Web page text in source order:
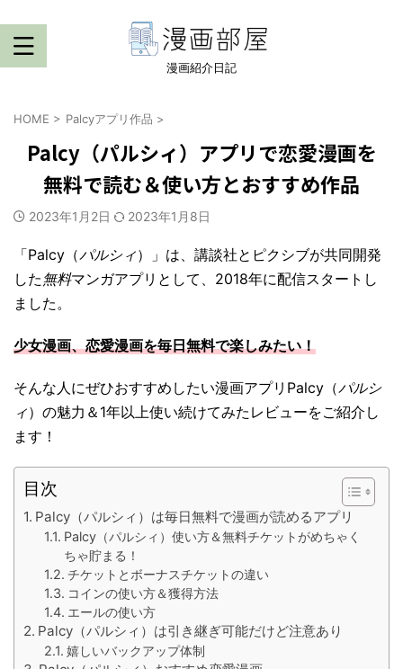
漫画紹介日記
HOME > Palcyアプリ作品 >
Palcy（パルシィ）アプリで恋愛漫画を
無料で読む＆使い方とおすすめ作品
2023年1月2日 2023年1月8日
「Palcy（パルシィ）」は、講談社とピクシブが共同開発
した無料マンガアプリとして、2018年に配信スタートし
ました。
少女漫画、恋愛漫画を毎日無料で楽しみたい！
そんな人にぜひおすすめしたい漫画アプリPalcy（パルシ
ィ）の魅力＆1年以上使い続けてみたレビューをご紹介し
ます！
目次
Palcy（パルシィ）は毎日無料で漫画が読めるアプリ
Palcy（パルシィ）使い方＆無料チケットがめちゃく
ちゃ貯まる！
チケットとボーナスチケットの違い
コインの使い方＆獲得方法
エールの使い方
Palcy（パルシィ）は引き継ぎ可能だけど注意あり
嬉しいバックアップ体制